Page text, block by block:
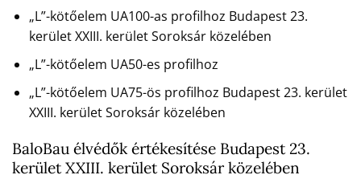
„L”-kötőelem UA100-as profilhoz Budapest 23.
kerület XXIII. kerület Soroksár közelében
„L”-kötőelem UA50-es profilhoz
„L”-kötőelem UA75-ös profilhoz Budapest 23. kerület
XXIII. kerület Soroksár közelében
BaloBau élvédők értékesítése Budapest 23.
kerület XXIII. kerület Soroksár közelében